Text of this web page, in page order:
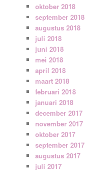
oktober 2018
september 2018
augustus 2018
juli 2018
juni 2018
mei 2018
april 2018
maart 2018
februari 2018
januari 2018
december 2017
november 2017
oktober 2017
september 2017
augustus 2017
juli 2017